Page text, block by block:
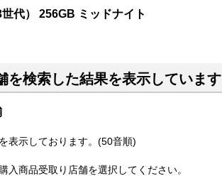
代） 256GB ミッドナイト
を検索した結果を表示しています
表示しております。(50音順)
入商品受取り店舗を選択してください。